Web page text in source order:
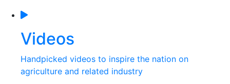
Videos
Handpicked videos to inspire the nation on
agriculture and related industry